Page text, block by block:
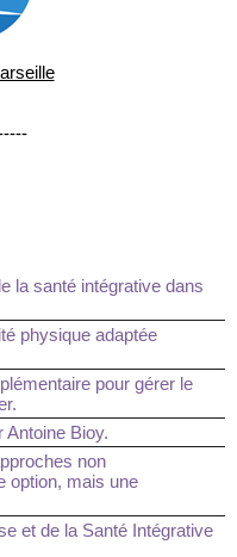
la santé intégrative dans
physique adaptée
pour gérer le
Antoine Bioy.
non
option, mais une
et de la Santé Intégrative